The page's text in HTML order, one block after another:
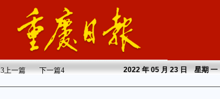
3上一篇 下一篇4 2022年 05 月 23 日 星期一